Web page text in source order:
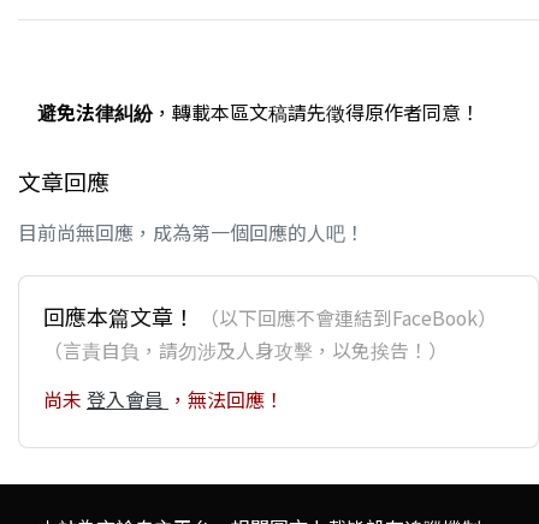
避免法律糾紛，轉載本區文稿請先徵得原作者同意！
文章回應
目前尚無回應，成為第一個回應的人吧！
回應本篇文章！
（以下回應不會連結到FaceBook）
（言責自負，請勿涉及人身攻擊，以免挨告！）
尚未 登入會員 ，無法回應！